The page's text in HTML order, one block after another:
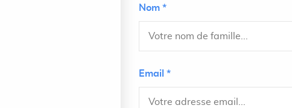
Nom *
Email *